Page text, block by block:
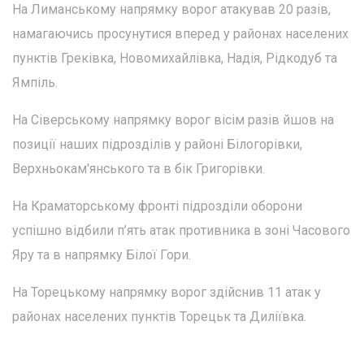
На Лиманському напрямку ворог атакував 20 разів,
намагаючись просунутися вперед у районах населених
пунктів Греківка, Новомихайлівка, Надія, Рідкодуб та
Ямпіль.
На Сіверському напрямку ворог вісім разів йшов на
позиції наших підрозділів у районі Білогорівки,
Верхньокам'янського та в бік Григорівки.
На Краматорському фронті підрозділи оборони
успішно відбили п’ять атак противника в зоні Часового
Яру та в напрямку Білої Гори.
На Торецькому напрямку ворог здійснив 11 атак у
районах населених пунктів Торецьк та Диліївка.